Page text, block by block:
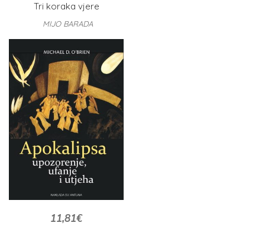
Tri koraka vjere
MIJO BARADA
11,81€